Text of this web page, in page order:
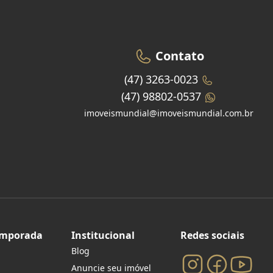
Contato
(47) 3263-0023
(47) 98802-0537
imoveismundial@imoveismundial.com.br
Institucional
Blog
Anuncie seu imóvel
Redes sociais